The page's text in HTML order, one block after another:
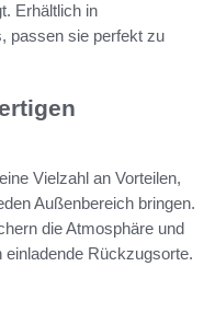
Erhältlich in
passen sie perfekt zu
Vielzahl an Vorteilen,
Außenbereich bringen.
die Atmosphäre und
Rückzugsorte.